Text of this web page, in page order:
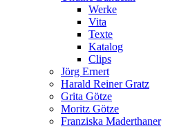
Werke
Vita
Texte
Katalog
Clips
Jörg Ernert
Harald Reiner Gratz
Grita Götze
Moritz Götze
Franziska Maderthaner